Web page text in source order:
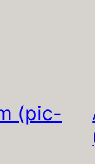
(pic-